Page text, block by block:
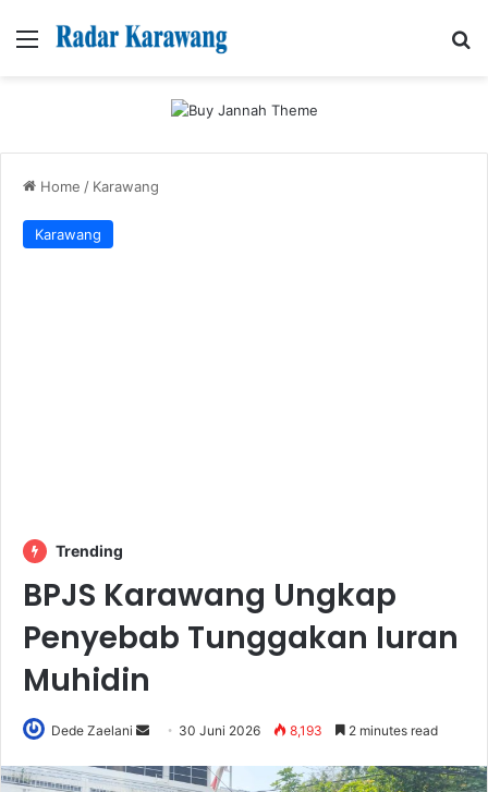
Menu
Home / Karawang
Karawang
Trending
BPJS Karawang Ungkap
Penyebab Tunggakan Iuran
Muhidin
Dede Zaelani
Send
email
30 Juni 2026 8,193 2 minutes read